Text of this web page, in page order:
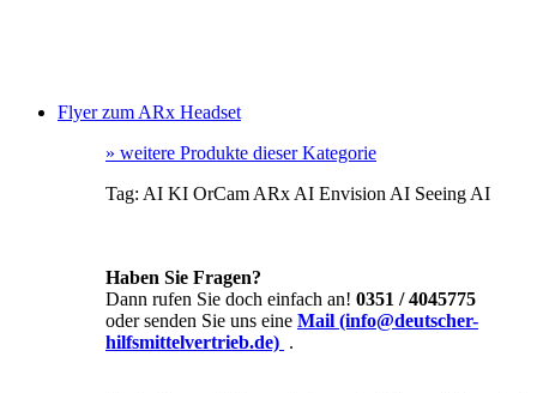
Flyer zum ARx Headset
» weitere Produkte dieser Kategorie
Tag: AI KI OrCam ARx AI Envision AI Seeing AI
Haben Sie Fragen?
Dann rufen Sie doch einfach an! 0351 / 4045775
oder senden Sie uns eine Mail (info@deutscher-
hilfsmittelvertrieb.de) .